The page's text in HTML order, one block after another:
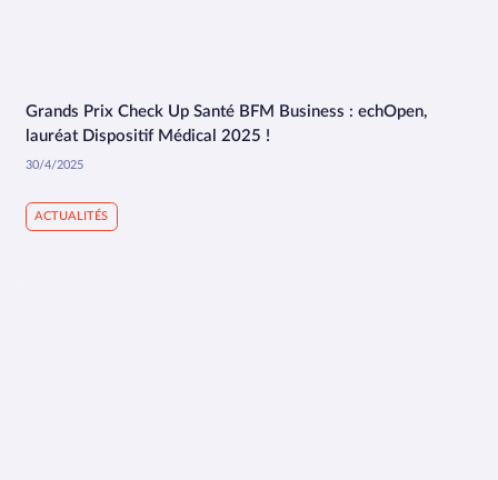
5:12
Grands Prix Check Up Santé BFM Business : echOpen,
lauréat Dispositif Médical 2025 !
30/4/2025
ACTUALITÉS